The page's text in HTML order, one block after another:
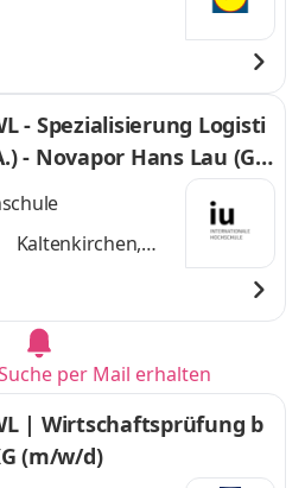
- Spezialisierung Logisti
- Novapor Hans Lau (G
Kaltenkirchen,
per Mail erhalten
| Wirtschaftsprüfung b
(m/w/d)